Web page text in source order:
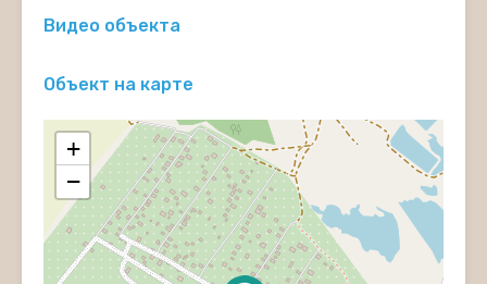
Видео объекта
Объект на карте
+
−